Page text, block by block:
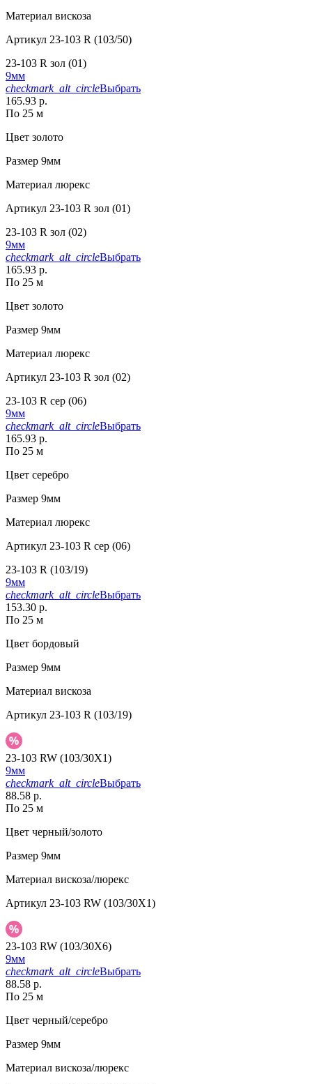
Материал вискоза
Артикул 23-103 R (103/50)
23-103 R зол (01)
9мм
checkmark_alt_circleВыбрать
165.93 р.
По 25 м
Цвет золото
Размер 9мм
Материал люрекс
Артикул 23-103 R зол (01)
23-103 R зол (02)
9мм
checkmark_alt_circleВыбрать
165.93 р.
По 25 м
Цвет золото
Размер 9мм
Материал люрекс
Артикул 23-103 R зол (02)
23-103 R сер (06)
9мм
checkmark_alt_circleВыбрать
165.93 р.
По 25 м
Цвет серебро
Размер 9мм
Материал люрекс
Артикул 23-103 R сер (06)
23-103 R (103/19)
9мм
checkmark_alt_circleВыбрать
153.30 р.
По 25 м
Цвет бордовый
Размер 9мм
Материал вискоза
Артикул 23-103 R (103/19)
23-103 RW (103/30X1)
9мм
checkmark_alt_circleВыбрать
88.58 р.
По 25 м
Цвет черный/золото
Размер 9мм
Материал вискоза/люрекс
Артикул 23-103 RW (103/30X1)
23-103 RW (103/30X6)
9мм
checkmark_alt_circleВыбрать
88.58 р.
По 25 м
Цвет черный/серебро
Размер 9мм
Материал вискоза/люрекс